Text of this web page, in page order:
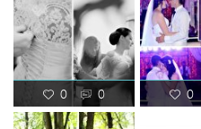
0 0 0